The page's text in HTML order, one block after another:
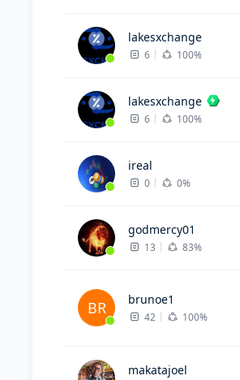
lakesxchange
6 100%
lakesxchange
6 100%
ireal
0 0%
godmercy01
13 83%
BR brunoe1
42 100%
makatajoel